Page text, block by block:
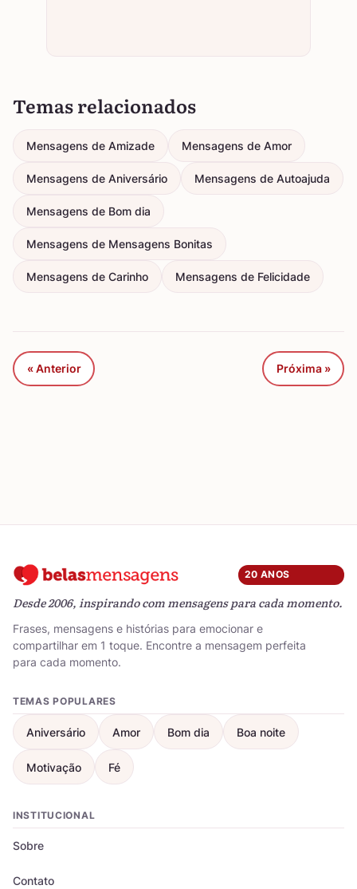
Temas relacionados
Mensagens de Amizade Mensagens de Amor
Mensagens de Aniversário Mensagens de Autoajuda
Mensagens de Bom dia
Mensagens de Mensagens Bonitas
Mensagens de Carinho Mensagens de Felicidade
« Anterior Próxima »
20 ANOS
Desde 2006, inspirando com mensagens para cada momento.
Frases, mensagens e histórias para emocionar e
compartilhar em 1 toque. Encontre a mensagem perfeita
para cada momento.
TEMAS POPULARES
Aniversário Amor Bom dia Boa noite
Motivação Fé
INSTITUCIONAL
Sobre
Contato